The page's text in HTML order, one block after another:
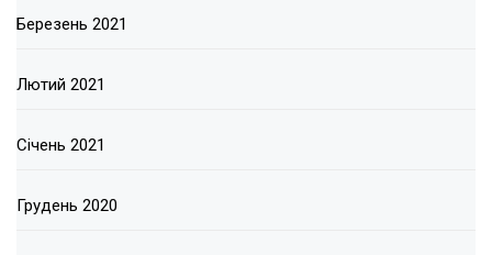
Березень 2021
Лютий 2021
Січень 2021
Грудень 2020